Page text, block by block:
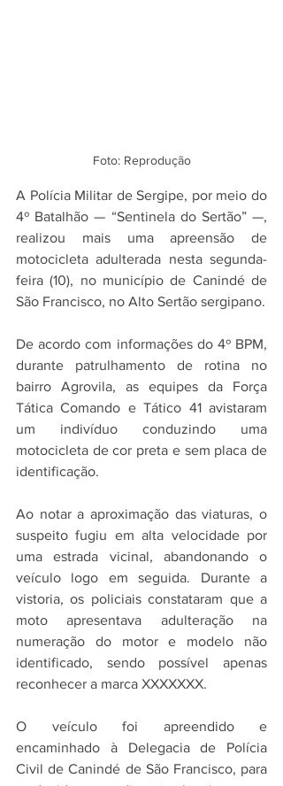
Foto: Reprodução
A Polícia Militar de Sergipe, por meio do
4º Batalhão — “Sentinela do Sertão” —,
realizou mais uma apreensão de
motocicleta adulterada nesta segunda-
feira (10), no município de Canindé de
São Francisco, no Alto Sertão sergipano.
De acordo com informações do 4º BPM,
durante patrulhamento de rotina no
bairro Agrovila, as equipes da Força
Tática Comando e Tático 41 avistaram
um indivíduo conduzindo uma
motocicleta de cor preta e sem placa de
identificação.
Ao notar a aproximação das viaturas, o
suspeito fugiu em alta velocidade por
uma estrada vicinal, abandonando o
veículo logo em seguida. Durante a
vistoria, os policiais constataram que a
moto apresentava adulteração na
numeração do motor e modelo não
identificado, sendo possível apenas
reconhecer a marca XXXXXXX.
O veículo foi apreendido e
encaminhado à Delegacia de Polícia
Civil de Canindé de São Francisco, para